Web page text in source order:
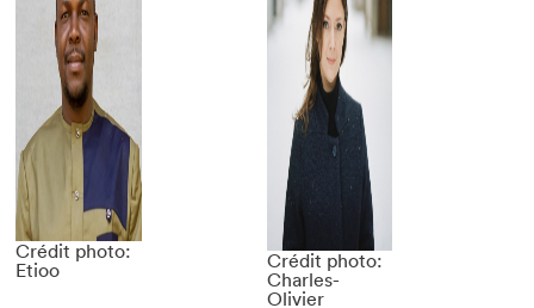
Crédit photo:
Etioo
Crédit photo:
Charles-
Olivier